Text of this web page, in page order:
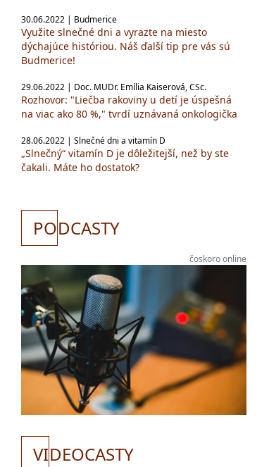
30.06.2022 | Budmerice
Využite slnečné dni a vyrazte na miesto
dýchajúce históriou. Náš ďalší tip pre vás sú
Budmerice!
29.06.2022 | Doc. MUDr. Emília Kaiserová, CSc.
Rozhovor: "Liečba rakoviny u detí je úspešná
na viac ako 80 %," tvrdí uznávaná onkologička
28.06.2022 | Slnečné dni a vitamín D
„Slnečný“ vitamín D je dôležitejší, než by ste
čakali. Máte ho dostatok?
PODCASTY
čoskoro online
VIDEOCASTY